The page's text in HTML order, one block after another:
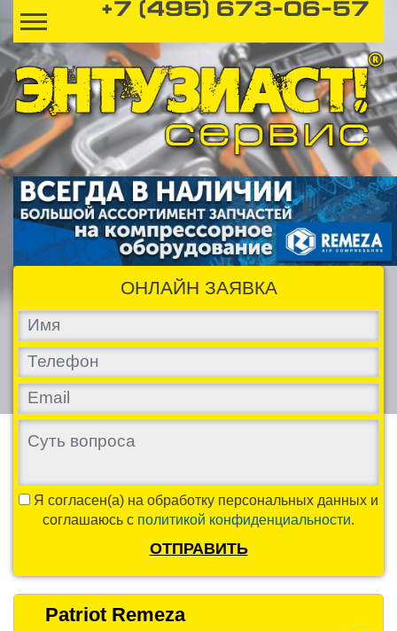
+7 (495) 673-06-57
ОНЛАЙН ЗАЯВКА
Я согласен(а) на обработку персональных данных и
соглашаюсь с политикой конфиденциальности.
ОТПРАВИТЬ
Patriot Remeza